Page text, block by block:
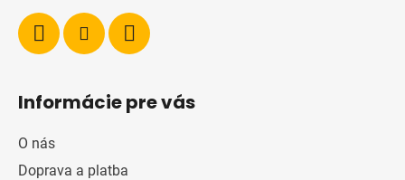
Informácie pre vás
O nás
Doprava a platba